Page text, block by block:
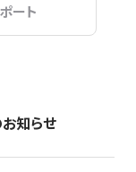
ート
知らせ